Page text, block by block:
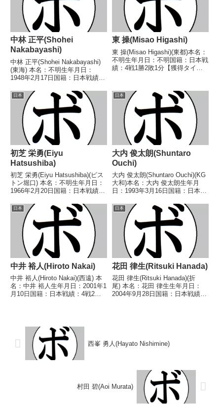
中林 正平(Shohei
Nakabayashi)
中林 正平(Shohei Nakabayashi)
(東海) 本名：不明生年月日：
1948年2月17日国籍：日本戦績：
ル】なし 【戦歴】1968/02/07
○3RKO ジョー 忠利(岡
崎)1968/03/...
東 操(Misao Higashi)
東 操(Misao Higashi)(東都)本名：
不明生年月日：不明国籍：日本戦
績：4戦1勝2敗1分【獲得タイト
ア)■1948年度(第四回)東日本フラ
イ級新人王決勝...
日本
初芝 栄勇(Eiyu
Hatsushiba)
初芝 栄勇(Eiyu Hatsushiba)(ピス
トン堀口) 本名：不明生年月日：
1966年2月20日国籍：日本戦績：
トル】なし 【戦歴】
1988/05/19 △4R判定 (採点不
明) 青山 二郎(館...
日本
大内 俊太朗(Shuntaro
Ouchi)
大内 俊太朗(Shuntaro Ouchi)(KG
大和)本名：大内 俊太朗生年月
日：1993年3月16日国籍：日本戦
イトル】なし【戦歴】
2014/04/11 ○4R判定 2-0(39-
37、39-37、...
日本
中井 裕人(Hiroto Nakai)
中井 裕人(Hiroto Nakai)(西遠) 本
名：中井 裕人生年月日：2001年1
月10日国籍：日本戦績：4戦2勝
日本
花田 律生(Ritsuki Hanada)
花田 律生(Ritsuki Hanada)(折
尾) 本名：花田 律生生年月日：
2004年9月28日国籍：日本戦績：
西峯 勇人(Hayato Nishimine)
村田 碧(Aoi Murata)